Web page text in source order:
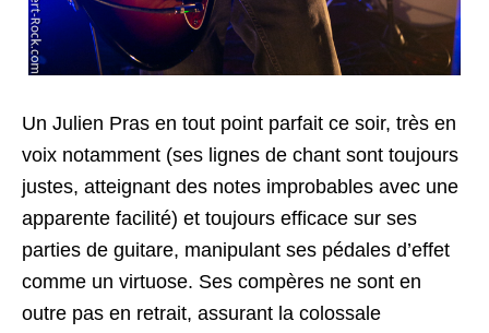
Un Julien Pras en tout point parfait ce soir, très en
voix notamment (ses lignes de chant sont toujours
justes, atteignant des notes improbables avec une
apparente facilité) et toujours efficace sur ses
parties de guitare, manipulant ses pédales d’effet
comme un virtuose. Ses compères ne sont en
outre pas en retrait, assurant la colossale